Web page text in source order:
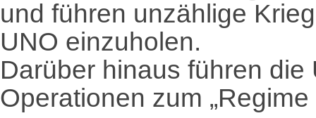
und führen unzählige
UNO einzuholen.
Darüber hinaus führen
Operationen zum „Regime